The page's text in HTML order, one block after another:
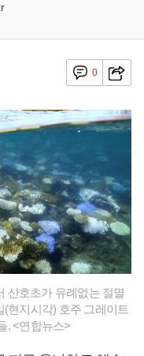
0
산호초가 유례없는 절멸
현지시각) 호주 그레이트
. <연합뉴스>